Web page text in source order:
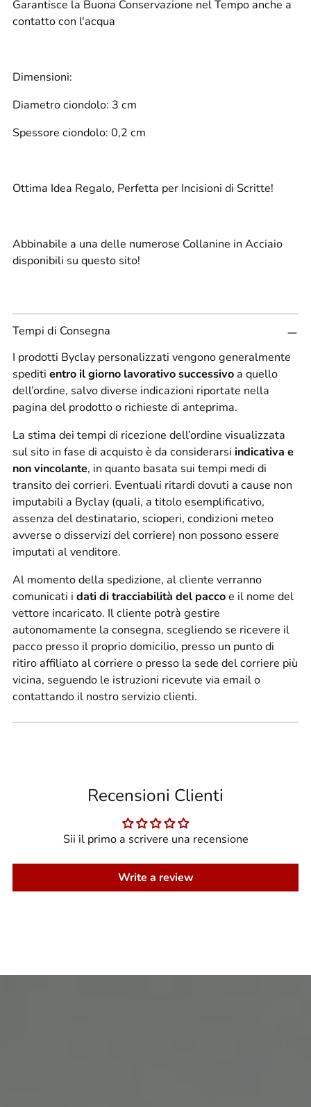
Garantisce la Buona Conservazione nel Tempo anche a
contatto con l'acqua
Dimensioni:
Diametro ciondolo: 3 cm
Spessore ciondolo: 0,2 cm
Ottima Idea Regalo, Perfetta per Incisioni di Scritte!
Abbinabile a una delle numerose Collanine in Acciaio
disponibili su questo sito!
Tempi di Consegna
I prodotti Byclay personalizzati vengono generalmente
spediti entro il giorno lavorativo successivo a quello
dell’ordine, salvo diverse indicazioni riportate nella
pagina del prodotto o richieste di anteprima.
La stima dei tempi di ricezione dell’ordine visualizzata
sul sito in fase di acquisto è da considerarsi indicativa e
non vincolante, in quanto basata sui tempi medi di
transito dei corrieri. Eventuali ritardi dovuti a cause non
imputabili a Byclay (quali, a titolo esemplificativo,
assenza del destinatario, scioperi, condizioni meteo
avverse o disservizi del corriere) non possono essere
imputati al venditore.
Al momento della spedizione, al cliente verranno
comunicati i dati di tracciabilità del paccoe il nome del
vettore incaricato. Il cliente potrà gestire
autonomamente la consegna, scegliendo se ricevere il
pacco presso il proprio domicilio, presso un punto di
ritiro affiliato al corriere o presso la sede del corriere più
vicina, seguendo le istruzioni ricevute via email o
contattando il nostro servizio clienti.
Recensioni Clienti
Sii il primo a scrivere una recensione
Write a review